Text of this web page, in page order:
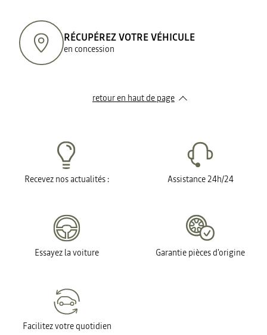
RÉCUPÉREZ VOTRE VÉHICULE
en concession
retour en haut de page​
Recevez nos actualités : Assistance 24h/24
Essayez la voiture Garantie pièces d'origine
Facilitez votre quotidien